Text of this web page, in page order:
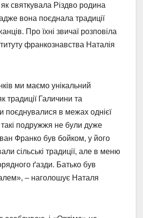
святкувала Різдво родина
вона поєднала традиції
Про їхні звичаї розповіла
франкознавства Наталія
ми маємо унікальний
традиції Галичини та
в межах однієї
такі подружжя не були дуже
Франко був бойком, у його
сільські традиції, але в меню
ґазди. Батько був
– наголошує Наталя